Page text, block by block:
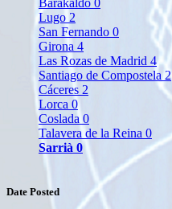
Lugo 2
San Fernando 0
Girona 4
Las Rozas de Madrid 4
Santiago de Compostela2
Cáceres 2
Lorca 0
Coslada 0
Talavera de la Reina 0
Sarrià 0
Date Posted